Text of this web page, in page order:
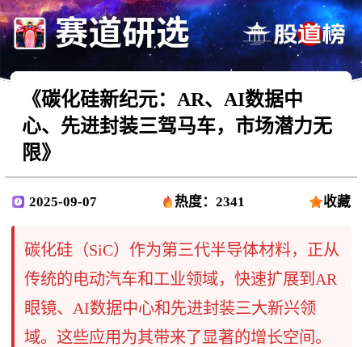
《碳化硅新纪元：AR、AI数据中
心、先进封装三驾马车，市场潜力无
限》
2025-09-07 热度：2341 收藏
碳化硅（SiC）作为第三代半导体材料，正从
传统的电动汽车和工业领域，快速扩展到AR
眼镜、AI数据中心和先进封装三大新兴领
域。这些应用为其带来了显著的增长空间。